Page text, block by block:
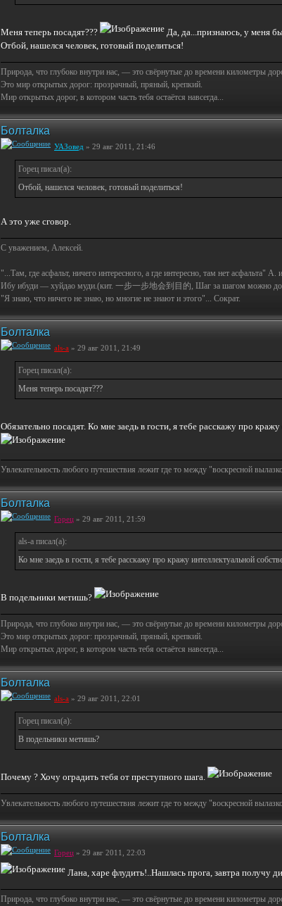
Меня теперь посадят???
Да, да...признаюсь, у меня
Отбой, нашелся человек, готовый поделиться!
Природа, что глубоко внутри нас, — это свёрнутые до времени километры
Это мир открытых дорог: прозрачный, пряный, крепкий.
Мир открытых дорог, в котором часть тебя остаётся навсегда...
Болталка
УАЗовед » 29 авг 2011, 21:46
Горец писал(а):
Отбой, нашелся человек, готовый поделиться!
А это уже сговор.
С уважением, Алексей.
"...Там, где асфальт, ничего интересного, а где интересно, там нет асфальта"
Ибу ибуди — хуйдао муди.(кит. 一步一步地会到目的, Шаг за шагом можно
"Я знаю, что ничего не знаю, но многие не знают и этого"... Сократ.
Болталка
als-a » 29 авг 2011, 21:49
Горец писал(а):
Меня теперь посадят???
Обязательно посадят. Ко мне заедь в гости, я тебе расскажу про
Увлекательность любого путешествия лежит где то между "воскресной
Болталка
Горец » 29 авг 2011, 21:59
als-a писал(а):
Ко мне заедь в гости, я тебе расскажу про кражу интеллектуальной
В подельники метишь?
Природа, что глубоко внутри нас, — это свёрнутые до времени километры
Это мир открытых дорог: прозрачный, пряный, крепкий.
Мир открытых дорог, в котором часть тебя остаётся навсегда...
Болталка
als-a » 29 авг 2011, 22:01
Горец писал(а):
В подельники метишь?
Почему ? Хочу оградить тебя от преступного шага.
Увлекательность любого путешествия лежит где то между "воскресной
Болталка
Горец » 29 авг 2011, 22:03
Лана, харе флудить!..Нашлась прога, завтра получу
Природа, что глубоко внутри нас, — это свёрнутые до времени километры